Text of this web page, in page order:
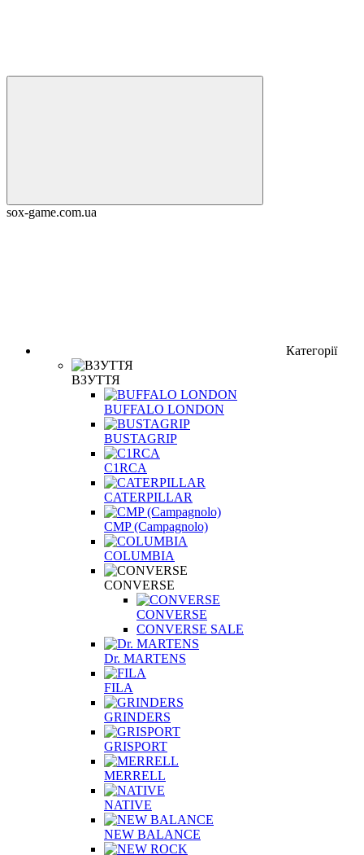
sox-game.com.ua
Категорії
ВЗУТТЯ
BUFFALO LONDON
BUSTAGRIP
C1RCA
CATERPILLAR
CMP (Campagnolo)
COLUMBIA
CONVERSE
CONVERSE
CONVERSE SALE
Dr. MARTENS
FILA
GRINDERS
GRISPORT
MERRELL
NATIVE
NEW BALANCE